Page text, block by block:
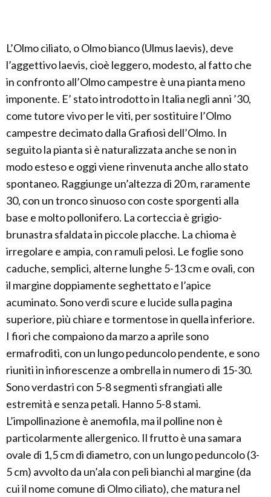
L’Olmo ciliato, o Olmo bianco (Ulmus laevis), deve
l’aggettivo laevis, cioè leggero, modesto, al fatto che
in confronto all’Olmo campestre è una pianta meno
imponente. E’ stato introdotto in Italia negli anni ’30,
come tutore vivo per le viti, per sostituire l’Olmo
campestre decimato dalla Grafiosi dell’Olmo. In
seguito la pianta si è naturalizzata anche se non in
modo esteso e oggi viene rinvenuta anche allo stato
spontaneo. Raggiunge un’altezza di 20 m, raramente
30, con un tronco sinuoso con coste sporgenti alla
base e molto pollonifero. La corteccia è grigio-
brunastra sfaldata in piccole placche. La chioma è
irregolare e ampia, con ramuli pelosi. Le foglie sono
caduche, semplici, alterne lunghe 5-13 cm e ovali, con
il margine doppiamente seghettato e l’apice
acuminato. Sono verdi scure e lucide sulla pagina
superiore, più chiare e tormentose in quella inferiore.
I fiori che compaiono da marzo a aprile sono
ermafroditi, con un lungo peduncolo pendente, e sono
riuniti in infiorescenze a ombrella in numero di 15-30.
Sono verdastri con 5-8 segmenti sfrangiati alle
estremità e senza petali. Hanno 5-8 stami.
L’impollinazione è anemofila, ma il polline non è
particolarmente allergenico. Il frutto è una samara
ovale di 1,5 cm di diametro, con un lungo peduncolo (3-
5 cm) avvolto da un’ala con peli bianchi al margine (da
cui il nome comune di Olmo ciliato), che matura nel